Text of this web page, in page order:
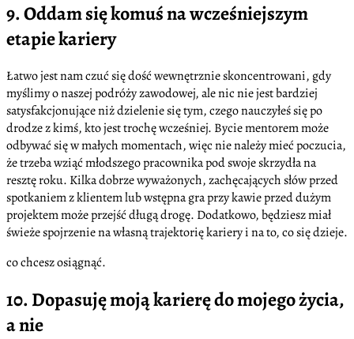
9. Oddam się komuś na wcześniejszym
etapie kariery
Łatwo jest nam czuć się dość wewnętrznie skoncentrowani, gdy
myślimy o naszej podróży zawodowej, ale nic nie jest bardziej
satysfakcjonujące niż dzielenie się tym, czego nauczyłeś się po
drodze z kimś, kto jest trochę wcześniej. Bycie mentorem może
odbywać się w małych momentach, więc nie należy mieć poczucia,
że trzeba wziąć młodszego pracownika pod swoje skrzydła na
resztę roku. Kilka dobrze wyważonych, zachęcających słów przed
spotkaniem z klientem lub wstępna gra przy kawie przed dużym
projektem może przejść długą drogę. Dodatkowo, będziesz miał
świeże spojrzenie na własną trajektorię kariery i na to, co się dzieje.
co chcesz osiągnąć.
10. Dopasuję moją karierę do mojego życia,
a nie